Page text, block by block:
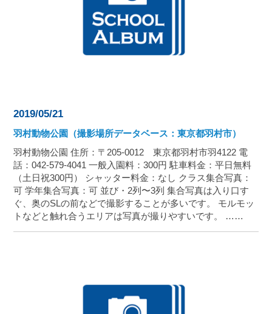
2019/05/21
羽村動物公園（撮影場所データベース：東京都羽村市）
羽村動物公園 住所：〒205-0012 東京都羽村市羽4122 電
話：042-579-4041 一般入園料：300円 駐車料金：平日無料
（土日祝300円） シャッター料金：なし クラス集合写真：
可 学年集合写真：可 並び・2列〜3列 集合写真は入り口す
ぐ、奥のSLの前などで撮影することが多いです。 モルモッ
トなどと触れ合うエリアは写真が撮りやすいです。 ……